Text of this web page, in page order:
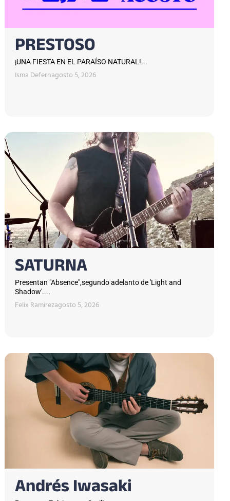
PRESTOSO
¡UNA FIESTA EN EL PARAÍSO NATURAL!...
Isma Defernagosto 5, 2026
SATURNA
Presentan "Absence",segundo adelanto de 'Light and
Shadow'....
Felix Ramirezagosto 5, 2026
Andrés Iwasaki